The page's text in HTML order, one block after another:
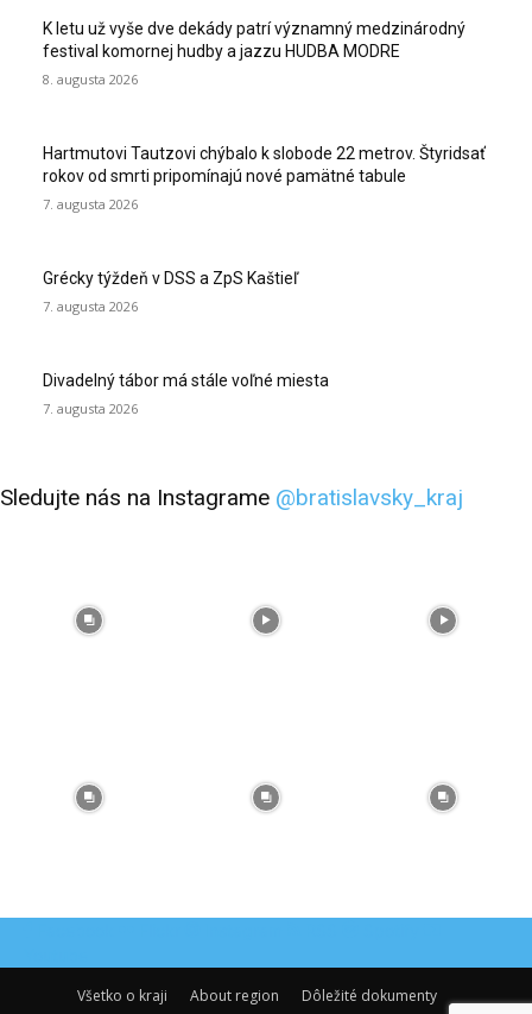
K letu už vyše dve dekády patrí významný medzinárodný
festival komornej hudby a jazzu HUDBA MODRE
8. augusta 2026
Hartmutovi Tautzovi chýbalo k slobode 22 metrov. Štyridsať
rokov od smrti pripomínajú nové pamätné tabule
7. augusta 2026
Grécky týždeň v DSS a ZpS Kaštieľ
7. augusta 2026
Divadelný tábor má stále voľné miesta
7. augusta 2026
Sledujte nás na Instagrame @bratislavsky_kraj
Všetko o kraji
About region
Dôležité dokumenty